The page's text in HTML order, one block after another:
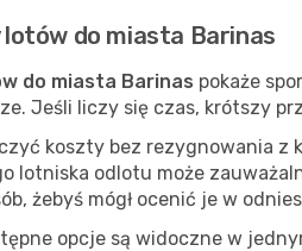
lotów do miasta Barinas
do miasta Barinas pokaże
Jeśli liczy się czas, krótszy
koszty bez rezygnowania z
lotniska odlotu może
żebyś mógł ocenić je w
opcje są widoczne w